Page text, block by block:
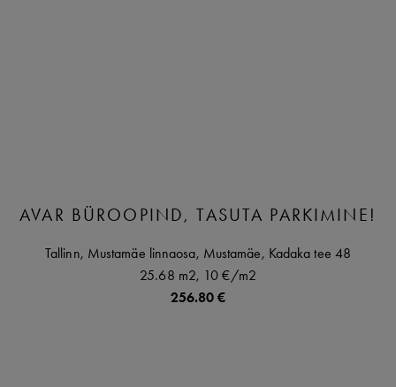
AVAR BÜROOPIND, TASUTA PARKIMINE!
Tallinn, Mustamäe linnaosa, Mustamäe, Kadaka tee 48
25.68 m2, 10 €/m2
256.80 €